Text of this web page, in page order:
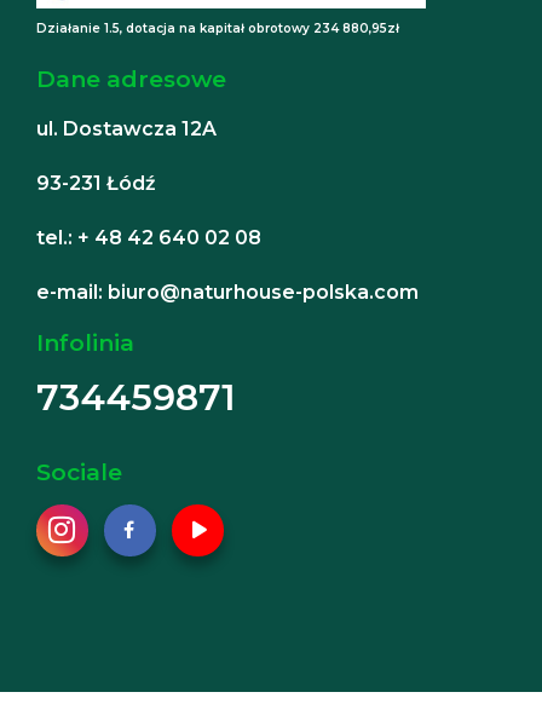
Działanie 1.5, dotacja na kapitał obrotowy 234 880,95zł
Dane adresowe
ul. Dostawcza 12A
93-231 Łódź
tel.: + 48 42 640 02 08
e-mail: biuro@naturhouse-polska.com
Infolinia
734459871
Sociale